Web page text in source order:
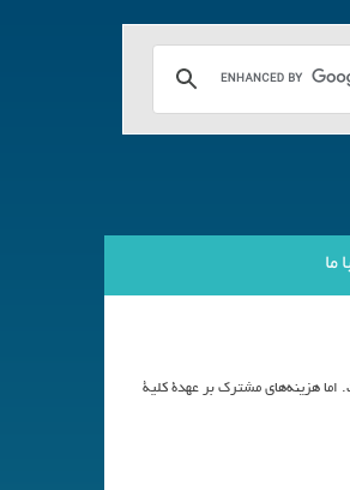
ما
هزينه‌هاي مشترك بر عهدة كلية